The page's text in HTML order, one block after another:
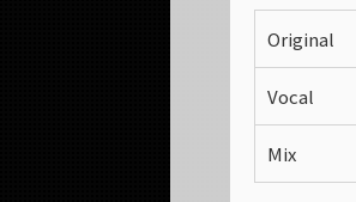
Original
Vocal
Mix